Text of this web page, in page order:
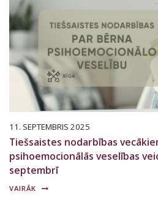
11. SEPTEMBRIS 2025
Tiešsaistes nodarbības
psihoemocionālās veselības
septembrī
VAIRĀK